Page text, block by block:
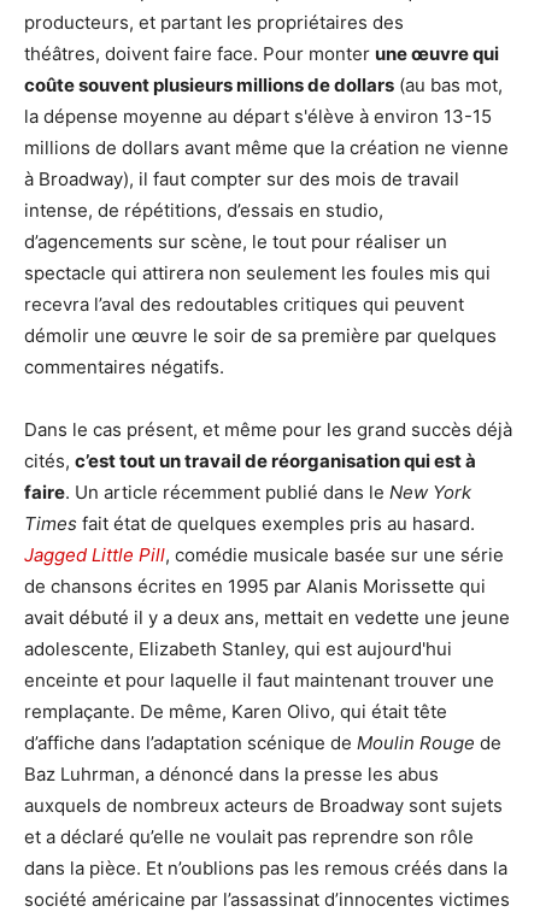
producteurs, et partant les propriétaires des
théâtres, doivent faire face. Pour monter une œuvre qui
coûte souvent plusieurs millions de dollars (au bas mot,
la dépense moyenne au départ s'élève à environ 13-15
millions de dollars avant même que la création ne vienne
à Broadway), il faut compter sur des mois de travail
intense, de répétitions, d’essais en studio,
d’agencements sur scène, le tout pour réaliser un
spectacle qui attirera non seulement les foules mis qui
recevra l’aval des redoutables critiques qui peuvent
démolir une œuvre le soir de sa première par quelques
commentaires négatifs.
Dans le cas présent, et même pour les grand succès déjà
cités, c’est tout un travail de réorganisation qui est à
faire. Un article récemment publié dans le New York
Times fait état de quelques exemples pris au hasard.
Jagged Little Pill, comédie musicale basée sur une série
de chansons écrites en 1995 par Alanis Morissette qui
avait débuté il y a deux ans, mettait en vedette une jeune
adolescente, Elizabeth Stanley, qui est aujourd'hui
enceinte et pour laquelle il faut maintenant trouver une
remplaçante. De même, Karen Olivo, qui était tête
d’affiche dans l’adaptation scénique de Moulin Rouge de
Baz Luhrman, a dénoncé dans la presse les abus
auxquels de nombreux acteurs de Broadway sont sujets
et a déclaré qu’elle ne voulait pas reprendre son rôle
dans la pièce. Et n’oublions pas les remous créés dans la
société américaine par l’assassinat d’innocentes victimes